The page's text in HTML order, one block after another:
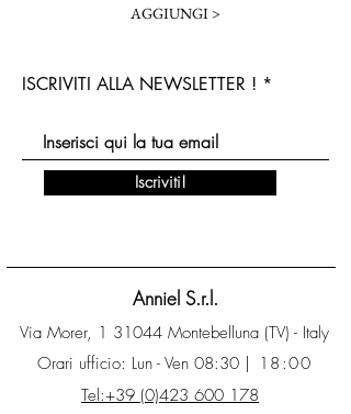
AGGIUNGI >
Anniel S.r.l.
Orari ufficio: Lun - Ven 08:30 | 18:00
ISCRIVITI ALLA NEWSLETTER !
Iscriviti!
Tel:+39 (0)423 600 178
Via Morer, 1 31044 Montebelluna (TV) - Italy